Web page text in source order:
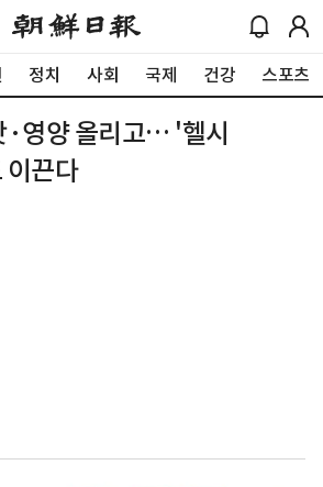
정치 사회 국제 건강 스포츠
·영양 올리고… '헬시
이끈다